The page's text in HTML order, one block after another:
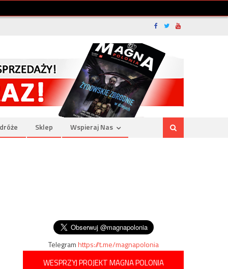
Sklep Wspieraj Nas
Telegramhttps://t.me/magnapolonia
WESPRZYJ PROJEKT MAGNA POLONIA